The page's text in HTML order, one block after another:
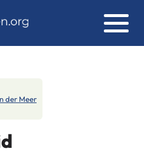
der Meer